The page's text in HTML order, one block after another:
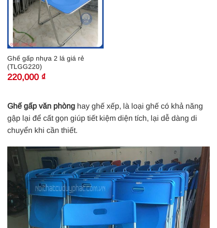
Ghế gấp nhựa 2 lá giá rẻ
(TLGG220)
220,000 ₫
Ghế gấp văn phòng hay ghế xếp, là loại ghế có khả năng
gập lại để cất gọn giúp tiết kiệm diện tích, lại dễ dàng di
chuyển khi cần thiết.